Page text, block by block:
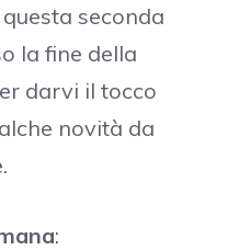
seconda
la fine della
darvi il tocco
novità da
: